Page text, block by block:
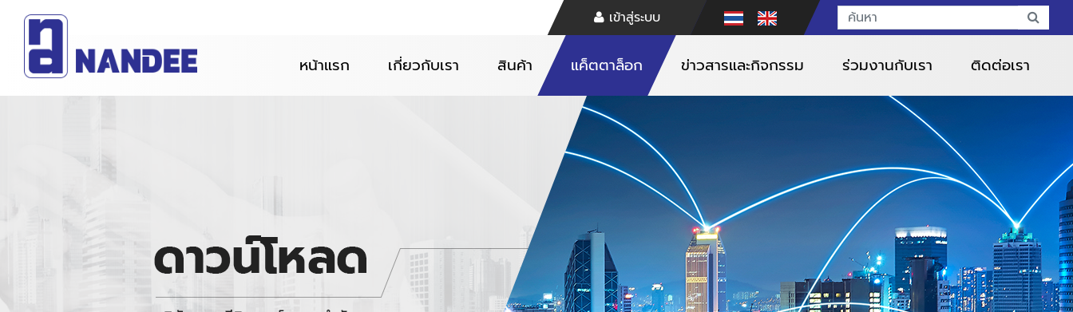
เข้าสู่ระบบ
หน้าแรก เกี่ยวกับเรา สินค้า แค็ตตาล็อก ข่าวสารและกิจกรรม ร่วมงานกับเรา ติดต่อเรา